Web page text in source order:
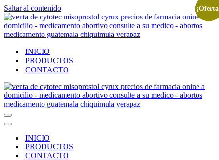
Saltar al contenido
INICIO
PRODUCTOS
CONTACTO
Menú
de
Menú
navegación
INICIO
PRODUCTOS
CONTACTO